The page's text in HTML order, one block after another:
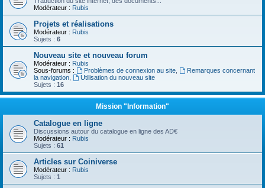
Modérateur : Rubis
Projets et réalisations
Modérateur : Rubis
Sujets : 6
Nouveau site et nouveau forum
Modérateur : Rubis
Sous-forums :
Problèmes de connexion au site,
Remarques concernant
la navigation
Utilisation du nouveau site
Sujets : 16
Mission "Information"
Catalogue en ligne
Discussions autour du catalogue en ligne des AD€
Modérateur : Rubis
Sujets : 61
Articles sur Coiniverse
Modérateur : Rubis
Sujets : 1